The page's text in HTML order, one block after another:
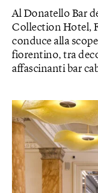
Al Donatello Bar
Collection Hotel,
conduce alla
fiorentino, tra
affascinanti bar